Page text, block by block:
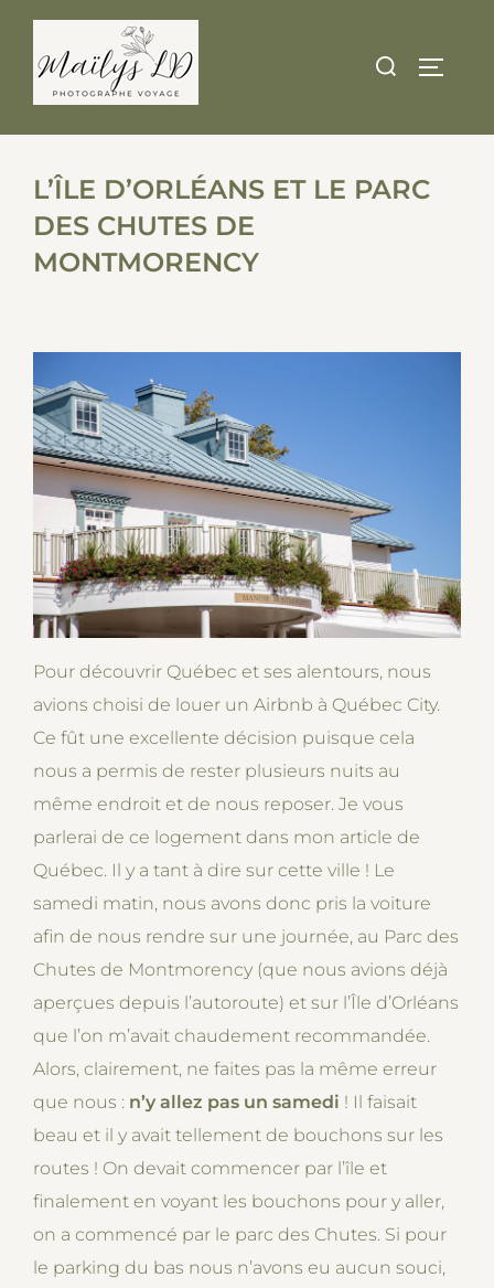
content
Search
L’ÎLE D’ORLÉANS ET LE PARC
DES CHUTES DE
MONTMORENCY
Pour découvrir Québec et ses alentours, nous
avions choisi de louer un Airbnb à Québec City.
Ce fût une excellente décision puisque cela
nous a permis de rester plusieurs nuits au
même endroit et de nous reposer. Je vous
parlerai de ce logement dans mon article de
Québec. Il y a tant à dire sur cette ville ! Le
samedi matin, nous avons donc pris la voiture
afin de nous rendre sur une journée, au Parc des
Chutes de Montmorency (que nous avions déjà
aperçues depuis l’autoroute) et sur l’Île d’Orléans
que l’on m’avait chaudement recommandée.
Alors, clairement, ne faites pas la même erreur
que nous : n’y allez pas un samedi ! Il faisait
beau et il y avait tellement de bouchons sur les
routes ! On devait commencer par l’île et
finalement en voyant les bouchons pour y aller,
on a commencé par le parc des Chutes. Si pour
le parking du bas nous n’avons eu aucun souci,